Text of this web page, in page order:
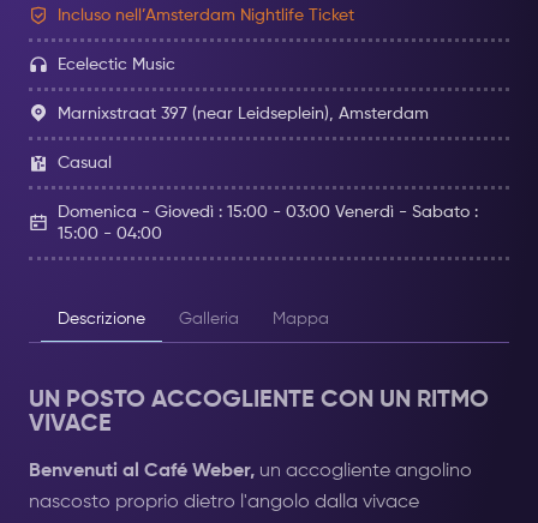
Incluso nell’Amsterdam Nightlife Ticket
Ecelectic Music
Marnixstraat 397 (near Leidseplein), Amsterdam
Casual
Domenica - Giovedì : 15:00 - 03:00 Venerdì - Sabato :
15:00 - 04:00
Descrizione Galleria Mappa
UN POSTO ACCOGLIENTE CON UN RITMO
VIVACE
Benvenuti al Café Weber, un accogliente angolino
nascosto proprio dietro l'angolo dalla vivace